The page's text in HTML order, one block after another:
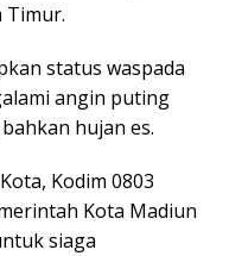
Timur.
status waspada
angin puting
hujan es.
Kodim 0803
Kota Madiun
siaga